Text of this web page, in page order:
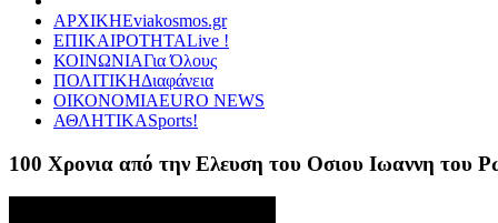
ΑΡΧΙΚΗEviakosmos.gr
ΕΠΙΚΑΙΡΟΤΗΤΑLive !
ΚΟΙΝΩΝΙΑΓια Όλους
ΠΟΛΙΤΙΚΗΔιαφάνεια
ΟΙΚΟΝΟΜΙΑEURO NEWS
ΑΘΛΗΤΙΚΑSports!
100 Χρονια από την Ελευση του Οσιου Ιωαννη του